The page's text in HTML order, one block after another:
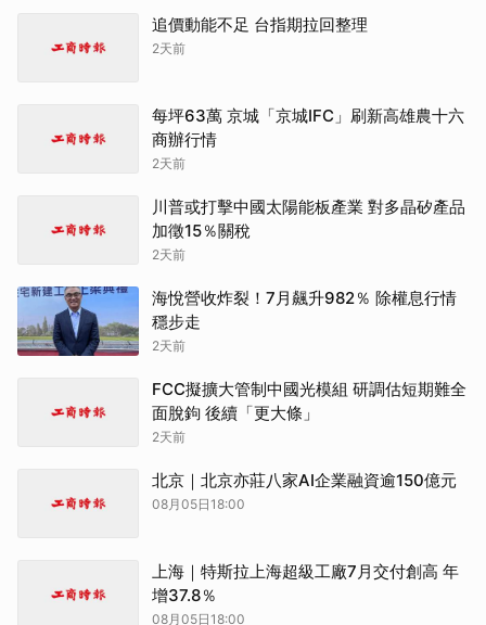
追價動能不足 台指期拉回整理
2天前
每坪63萬 京城「京城IFC」刷新高雄農十六
商辦行情
2天前
川普或打擊中國太陽能板產業 對多晶矽產品
加徵15％關稅
2天前
海悅營收炸裂！7月飆升982％ 除權息行情
穩步走
2天前
FCC擬擴大管制中國光模組 研調估短期難全
面脫鉤 後續「更大條」
2天前
北京｜北京亦莊八家AI企業融資逾150億元
08月05日18:00
上海｜特斯拉上海超級工廠7月交付創高 年
增37.8％
08月05日18:00